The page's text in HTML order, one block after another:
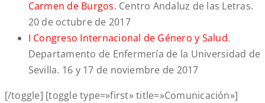
Carmen de Burgos. Centro Andaluz de las Letras.
20 de octubre de 2017
I Congreso Internacional de Género y Salud.
Departamento de Enfermería de la Universidad de
Sevilla. 16 y 17 de noviembre de 2017
[/toggle] [toggle type=»first» title=»Comunicación»]